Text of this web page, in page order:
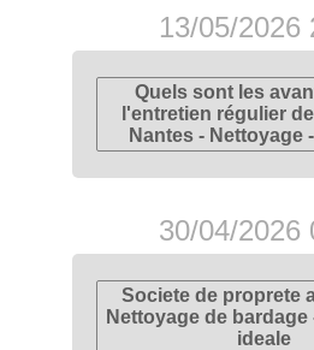
13/05/2026
Quels sont les
l'entretien régulier
Nantes - Nettoyage
30/04/2026
Societe de proprete
Nettoyage de bardage
ideale